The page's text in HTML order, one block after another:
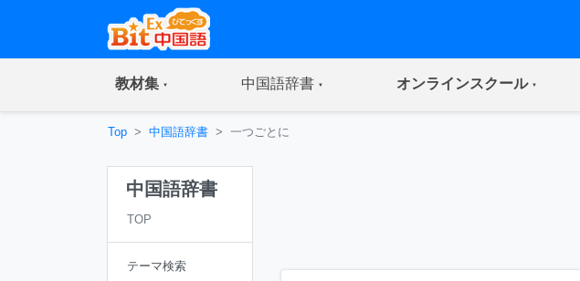
教材集(current) 中国語辞書(current) オンラインスクール(current)
Top 中国語辞書 一つごとに
中国語辞書
TOP
テーマ検索